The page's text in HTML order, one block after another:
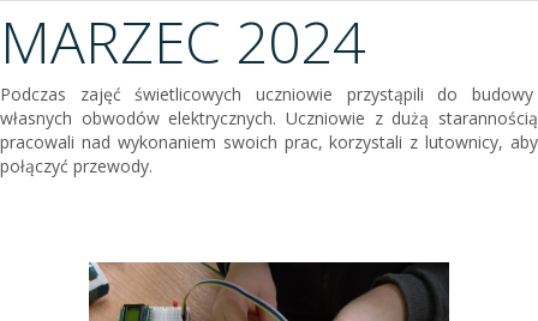
MARZEC 2024
Podczas zajęć świetlicowych uczniowie przystąpili do budowy
własnych obwodów elektrycznych. Uczniowie z dużą starannością
pracowali nad wykonaniem swoich prac, korzystali z lutownicy, aby
połączyć przewody.